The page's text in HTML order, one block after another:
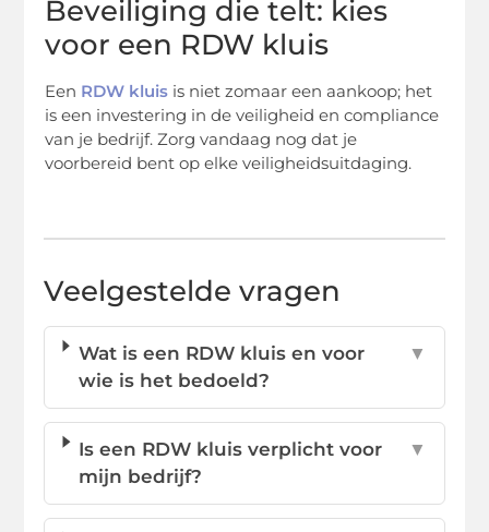
Beveiliging die telt: kies
voor een RDW kluis
Een RDW kluis is niet zomaar een aankoop; het
is een investering in de veiligheid en compliance
van je bedrijf. Zorg vandaag nog dat je
voorbereid bent op elke veiligheidsuitdaging.
Veelgestelde vragen
Wat is een RDW kluis en voor
wie is het bedoeld?
▼
Is een RDW kluis verplicht voor
mijn bedrijf?
▼